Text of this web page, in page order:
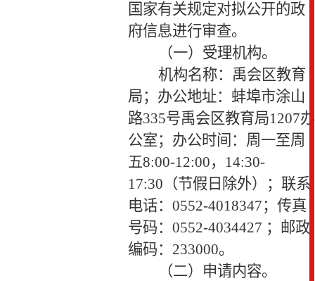
国家有关规定对拟公开的政
府信息进行审查。
（一）受理机构。
机构名称：禹会区教育
局；办公地址：蚌埠市涂山
路335号禹会区教育局1207办
公室；办公时间：周一至周
五8:00-12:00， 14:30-
17:30 （节假日除外）；联系
电话： 0552-4018347；传真
号码：0552-4034427 ；邮政
编码： 233000。
（二）申请内容。